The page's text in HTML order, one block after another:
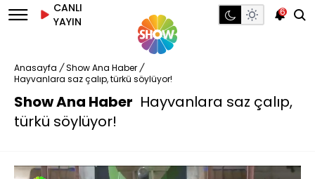
CANLI
YAYIN
6
Anasayfa / Show Ana Haber /
Hayvanlara saz çalıp, türkü söylüyor!
Show Ana Haber Hayvanlara saz çalıp,
türkü söylüyor!